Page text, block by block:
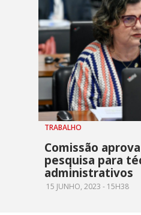
TRABALHO
Comissão
pesquisa para
administrativos
15 JUNHO, 2023 - 15H38